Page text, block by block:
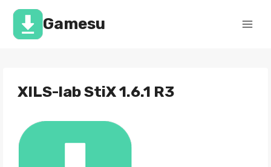
Перейти
содержимомуGamesu
XILS-lab StiX 1.6.1 R3